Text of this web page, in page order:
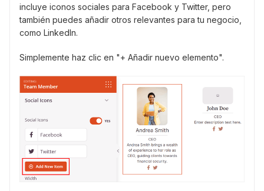
incluye iconos sociales para Facebook y Twitter, pero
también puedes añadir otros relevantes para tu negocio,
como LinkedIn.
Simplemente haz clic en "+ Añadir nuevo elemento".